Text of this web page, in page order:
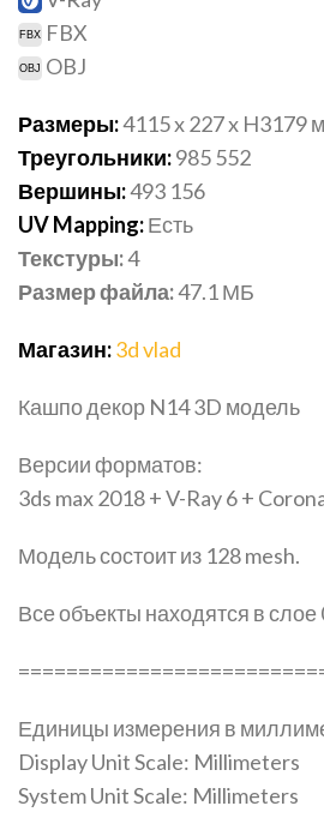
FBX
OBJ
Размеры:4115 x 227 x H3179
Треугольники:985 552
Вершины:493 156
UV Mapping:Есть
Текстуры:4
Размер файла:47.1МБ
Магазин:3d vlad
Кашпо декор N14 3D модель
Версии форматов:
3ds max 2018 + V-Ray 6 +
Модель состоит из 128 mesh.
Все объекты находятся в
Единицы измерения в
Display Unit Scale: Millimeters
System Unit Scale: Millimeters